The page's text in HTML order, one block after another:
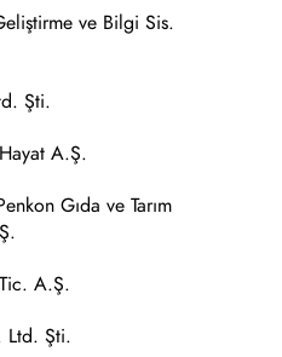
ve Bilgi Sis.
Şti.
A.Ş.
Gıda ve Tarım
A.Ş.
Ltd. Şti.